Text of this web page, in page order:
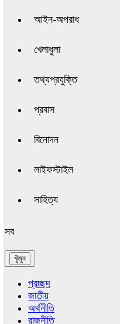
আইন-অপরাধ
খেলাধুলা
তথ্যপ্রযুক্তি
প্রবাস
বিনোদন
লাইফস্টাইল
সাহিত্য
সব
প্রচ্ছদ
জাতীয়
অর্থনীতি
রাজনীতি